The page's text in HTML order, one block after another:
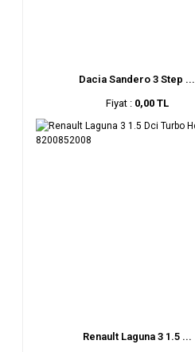
Dacia Sandero 3 Step ...
Fiyat : 0,00 TL
Renault Laguna 3 1.5 ...